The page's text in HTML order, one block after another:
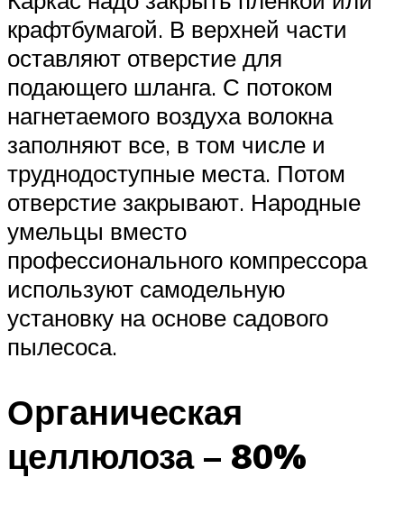
крафтбумагой. В верхней части
оставляют отверстие для
подающего шланга. С потоком
нагнетаемого воздуха волокна
заполняют все, в том числе и
труднодоступные места. Потом
отверстие закрывают. Народные
умельцы вместо
профессионального компрессора
используют самодельную
установку на основе садового
пылесоса.
Органическая
целлюлоза – 80%